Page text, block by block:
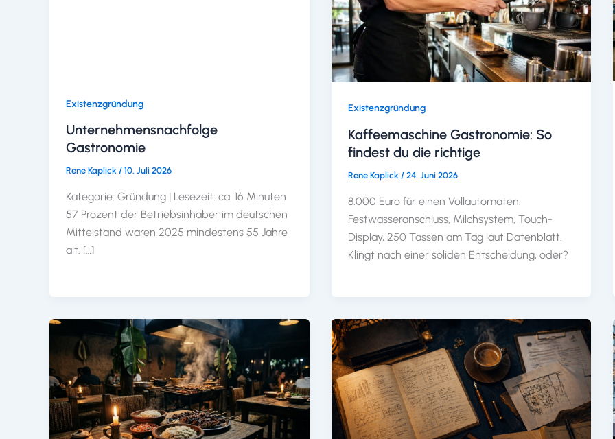
Existenzgründung
Unternehmensnachfolge
Gastronomie
Rene Kaplick / 10. Juli 2026
Kategorie: Gründung | Lesezeit: ca. 16 Minuten
57 Prozent der Betriebsinhaber im deutschen
Mittelstand waren 2025 mindestens 55 Jahre
alt. […]
Existenzgründung
Kaffeemaschine Gastronomie: So
findest du die richtige
Rene Kaplick / 24. Juni 2026
8.000 Euro für einen Vollautomaten.
Festwasseranschluss, Milchsystem, Touch-
Display, 250 Tassen am Tag laut Datenblatt.
Klingt nach einer soliden Entscheidung, oder?